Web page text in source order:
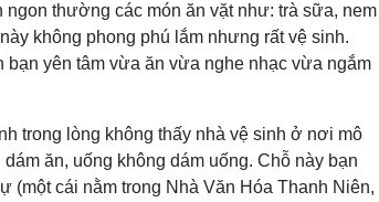
thường các món ăn vặt như: trà sữa, nem
không phong phú lắm nhưng rất vệ sinh.
yên tâm vừa ăn vừa nghe nhạc vừa ngắm
trong lòng không thấy nhà vệ sinh ở nơi mô
ăn, uống không dám uống. Chỗ này bạn
(một cái nằm trong Nhà Văn Hóa Thanh Niên,